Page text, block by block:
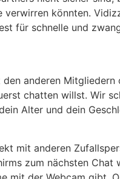
verwirren könnten.
für schnelle und
anderen
chatten willst. Wir
Alter und dein
mit anderen
zum nächsten